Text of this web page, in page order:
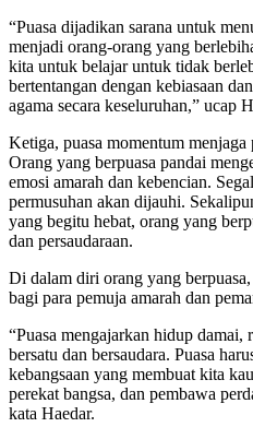
“Puasa dijadikan sarana untuk
menjadi orang-orang yang
kita untuk belajar untuk tidak
bertentangan dengan kebiasaan
agama secara keseluruhan,” ucap
Ketiga, puasa momentum menjaga
Orang yang berpuasa pandai
emosi amarah dan kebencian.
permusuhan akan dijauhi.
yang begitu hebat, orang yang
dan persaudaraan.
Di dalam diri orang yang
bagi para pemuja amarah dan
“Puasa mengajarkan hidup
bersatu dan bersaudara. Puasa
kebangsaan yang membuat kita
perekat bangsa, dan pembawa
kata Haedar.